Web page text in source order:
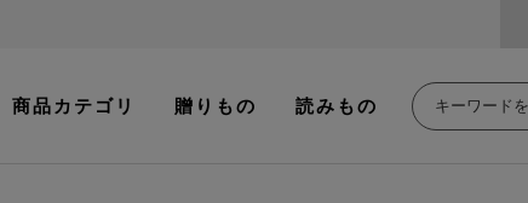
商品カテゴリ 贈りもの 読みもの